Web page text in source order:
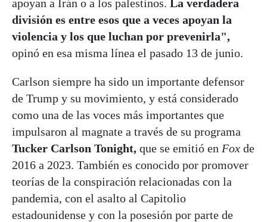
apoyan a Irán o a los palestinos.
La verdadera
división es entre esos que a veces apoyan la
violencia y los que luchan por prevenirla",
opinó en esa misma línea el pasado 13 de junio.
Carlson siempre ha sido un importante defensor
de Trump y su movimiento, y está considerado
como una de las voces más importantes que
impulsaron al magnate a través de su programa
Tucker Carlson Tonight, que se emitió en Fox de
2016 a 2023. También es conocido por promover
teorías de la conspiración relacionadas con la
pandemia, con el asalto al Capitolio
estadounidense y con la posesión por parte de